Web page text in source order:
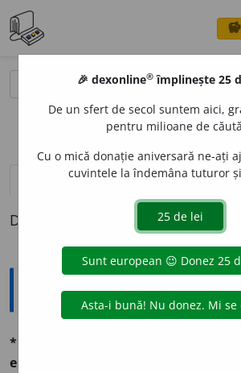
savings
definiții (1) pronunțievolume_up (3)
Definiția cu ID-ul 699663:
Explicative DEX
*proeminént, -ă
eminent
🎉 dexonline® împlinește 25
De un sfert de secol suntem aici,
pentru milioane de
Cu o mică donație aniversară ne-ați
cuvintele la îndemâna tuturor